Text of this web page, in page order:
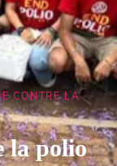
CONTRE LA
la polio